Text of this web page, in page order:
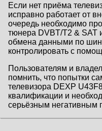
Если нет приёма
исправно работает от
очередь необходимо
тюнера DVBT/T2 &
обмена данными по
контролировать с
Пользователям и
помнить, что попытки
телевизора DEXP
квалификации и
серьёзным негативным